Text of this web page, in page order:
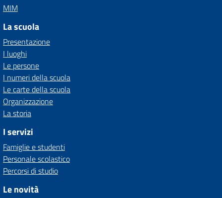
MIM
La scuola
Presentazione
I luoghi
Le persone
I numeri della scuola
Le carte della scuola
Organizzazione
La storia
I servizi
Famiglie e studenti
Personale scolastico
Percorsi di studio
Le novità